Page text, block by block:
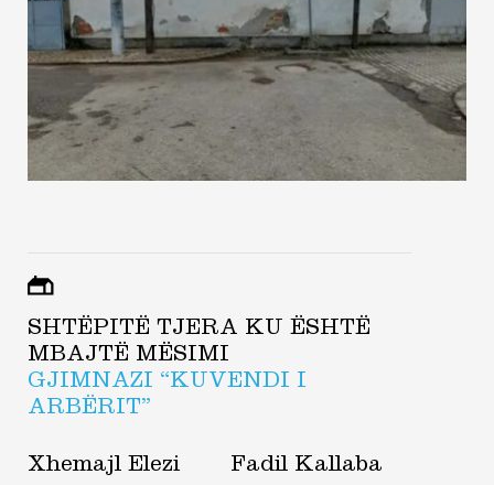
SHTËPITË TJERA KU ËSHTË
MBAJTË MËSIMI
GJIMNAZI “KUVENDI I
ARBËRIT”
Xhemajl Elezi Fadil Kallaba